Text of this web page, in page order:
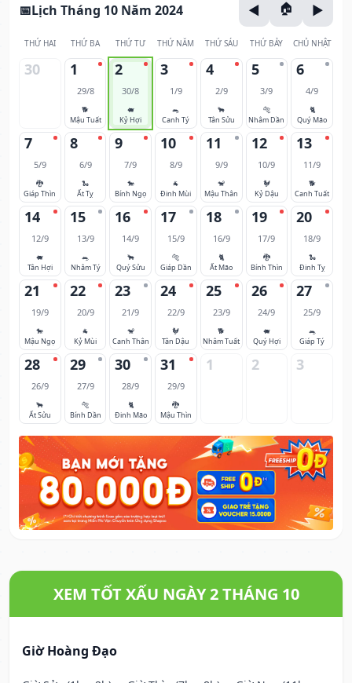
Lịch Tháng 10 Năm 2024
THỨ HAI THỨ BA THỨ TƯ THỨ NĂM THỨ SÁU THỨ BẢY CHỦ NHẬT
30 1
29/8
🐕
Mậu Tuất
2
30/8
🐖
Kỷ Hợi
3
1/9
🐀
Canh Tý
4
2/9
🐂
Tân Sửu
5
3/9
🐅
Nhâm Dần
6
4/9
🐈
Quý Mão
7
5/9
🐉
Giáp Thìn
8
6/9
🐍
Ất Tỵ
9
7/9
🐎
Bính Ngọ
10
8/9
🐐
Đinh Mùi
11
9/9
🐒
Mậu Thân
12
10/9
🐓
Kỷ Dậu
13
11/9
🐕
Canh Tuất
14
12/9
🐖
Tân Hợi
15
13/9
🐀
Nhâm Tý
16
14/9
🐂
Quý Sửu
17
15/9
🐅
Giáp Dần
18
16/9
🐈
Ất Mão
19
17/9
🐉
Bính Thìn
20
18/9
🐍
Đinh Tỵ
21
19/9
🐎
Mậu Ngọ
22
20/9
🐐
Kỷ Mùi
23
21/9
🐒
Canh Thân
24
22/9
🐓
Tân Dậu
25
23/9
🐕
Nhâm Tuất
26
24/9
🐖
Quý Hợi
27
25/9
🐀
Giáp Tý
28
26/9
🐂
Ất Sửu
29
27/9
🐅
Bính Dần
30
28/9
🐈
Đinh Mão
31
29/9
🐉
Mậu Thìn
1 2 3
XEM TỐT XẤU NGÀY 2 THÁNG 10
Giờ Hoàng Đạo